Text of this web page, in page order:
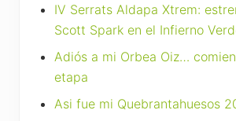
IV Serrats Aldapa Xtrem:
Scott Spark en el Infierno
Adiós a mi Orbea Oiz…
etapa
Asi fue mi Quebrantahuesos